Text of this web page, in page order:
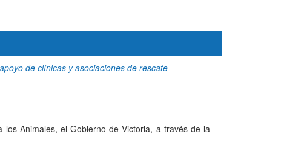
de clínicas y asociaciones de rescate
Animales, el Gobierno de Victoria, a través de la